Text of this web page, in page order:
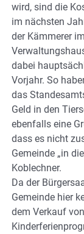
wird, sind die
im nächsten
der Kämmerer
dabei
Vorjahr. So
das
Geld in den
ebenfalls eine
dass es nicht
Gemeinde „in
Koblechner.
Da der
Gemeinde hier
dem Verkauf